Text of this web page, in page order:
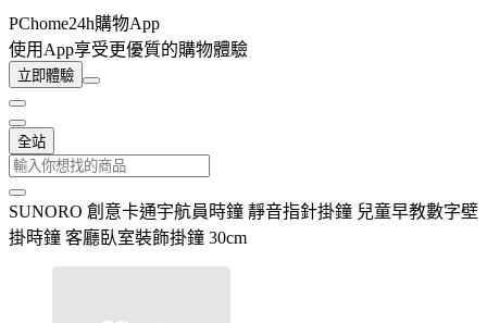
PChome24h購物App
使用App享受更優質的購物體驗
立即體驗
全站
SUNORO 創意卡通宇航員時鐘 靜音指針掛鐘 兒童早教數字壁
掛時鐘 客廳臥室裝飾掛鐘 30cm